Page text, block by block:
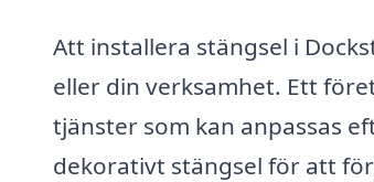
Att installera stängsel i
eller din verksamhet. Ett
tjänster som kan anpassas
dekorativt stängsel för att